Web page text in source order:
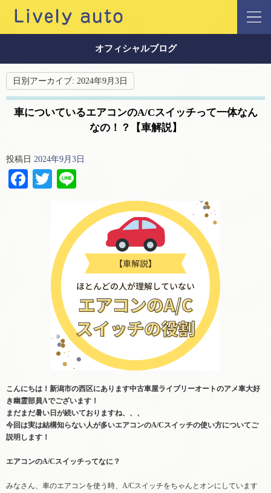
オフィシャルブログ
日別アーカイブ: 2024年9月3日
車についているエアコンのA/Cスイッチって一体なん
なの！？【車解説】
投稿日 2024年9月3日
Facebook
Twitter
こんにちは！新潟市の西区にあります中古車屋ライブリーオートのアメ車大好
き幽霊部員Aでございます！
まだまだ暑い日が続いておりますね、、、
今回は実は結構知らない人が多いエアコンのA/Cスイッチの使い方についてご
説明します！
エアコンのA/Cスイッチってなに？
みなさん、車のエアコンを使う時、A/Cスイッチをちゃんとオンにしています